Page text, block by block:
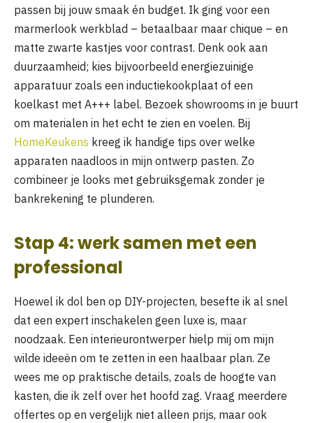
passen bij jouw smaak én budget. Ik ging voor een
marmerlook werkblad – betaalbaar maar chique – en
matte zwarte kastjes voor contrast. Denk ook aan
duurzaamheid; kies bijvoorbeeld energiezuinige
apparatuur zoals een inductiekookplaat of een
koelkast met A+++ label. Bezoek showrooms in je buurt
om materialen in het echt te zien en voelen. Bij
HomeKeukens kreeg ik handige tips over welke
apparaten naadloos in mijn ontwerp pasten. Zo
combineer je looks met gebruiksgemak zonder je
bankrekening te plunderen.
Stap 4: werk samen met een
professional
Hoewel ik dol ben op DIY-projecten, besefte ik al snel
dat een expert inschakelen geen luxe is, maar
noodzaak. Een interieurontwerper hielp mij om mijn
wilde ideeën om te zetten in een haalbaar plan. Ze
wees me op praktische details, zoals de hoogte van
kasten, die ik zelf over het hoofd zag. Vraag meerdere
offertes op en vergelijk niet alleen prijs, maar ook